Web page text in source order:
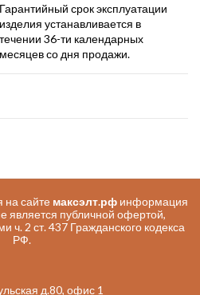
Гарантийный срок эксплуатации
изделия устанавливается в
течении 36-ти календарных
месяцев со дня продажи.
сайте максэлт.рфинформация
является публичной офертой,
2 ст. 437 Гражданского кодекса
РФ.
д.80, офис 1